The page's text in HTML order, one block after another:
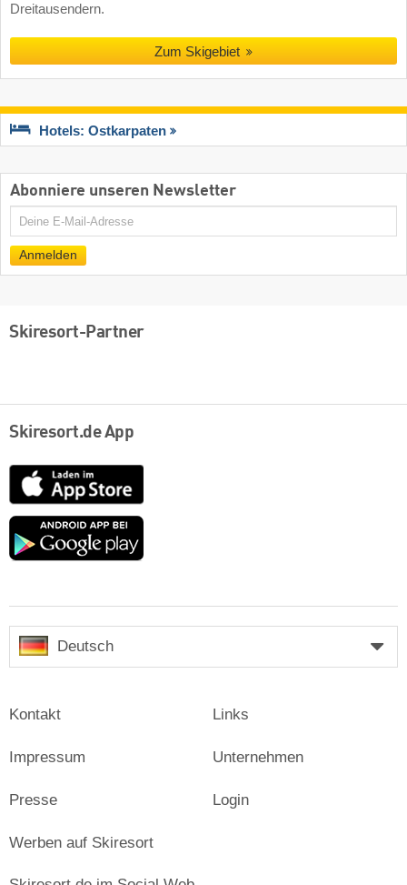
Dreitausendern.
Zum Skigebiet
Hotels: Ostkarpaten
Abonniere unseren Newsletter
E-
Anmelden
Skiresort-Partner
Skiresort.de App
App
Store
Google
Deutsch
Kontakt
Impressum
Presse
Links
Unternehmen
Login
Werben auf Skiresort